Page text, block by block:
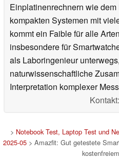
Einplatinenrechnern wie
kompakten Systemen mit
kommt ein Faible für alle
insbesondere für
als Laboringenieur
naturwissenschaftliche
Interpretation komplexer
> Notebook Test, Laptop Test und
2025-05 > Amazfit: Gut getestete